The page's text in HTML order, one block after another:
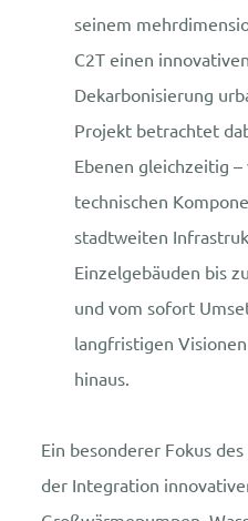
seinem
C2T einen
Dekarbonisierung
Projekt betrachtet
Ebenen gleichzeitig
technischen
stadtweiten
Einzelgebäuden bis
und vom sofort
langfristigen
hinaus.
Ein besonderer Fokus
der Integration